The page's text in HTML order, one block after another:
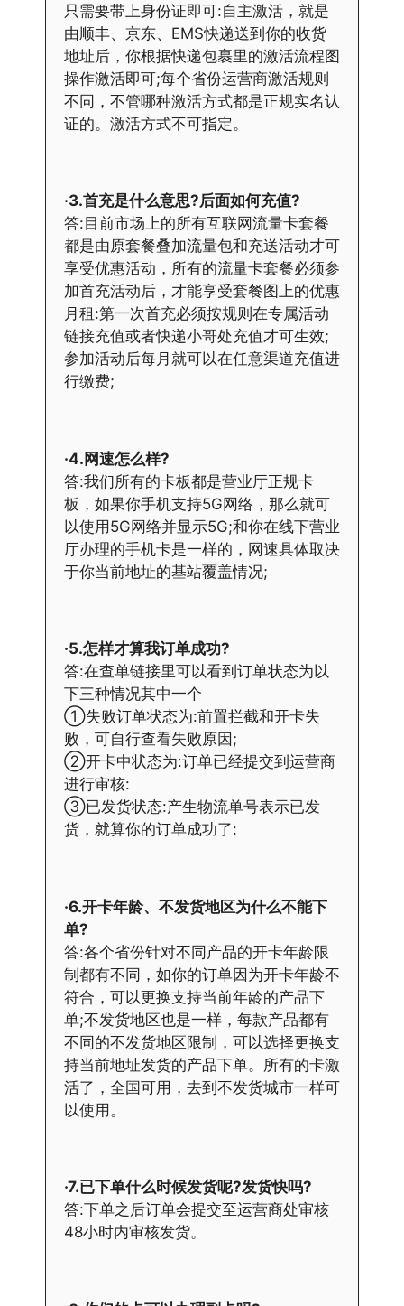
只需要带上身份证即可:自主激活，就是
由顺丰、京东、EMS快递送到你的收货
地址后，你根据快递包裹里的激活流程图
操作激活即可;每个省份运营商激活规则
不同，不管哪种激活方式都是正规实名认
证的。激活方式不可指定。
·3.首充是什么意思?后面如何充值?
答:目前市场上的所有互联网流量卡套餐
都是由原套餐叠加流量包和充送活动才可
享受优惠活动，所有的流量卡套餐必须参
加首充活动后，才能享受套餐图上的优惠
月租:第一次首充必须按规则在专属活动
链接充值或者快递小哥处充值才可生效;
参加活动后每月就可以在任意渠道充值进
行缴费;
·4.网速怎么样?
答:我们所有的卡板都是营业厅正规卡
板，如果你手机支持5G网络，那么就可
以使用5G网络并显示5G;和你在线下营业
厅办理的手机卡是一样的，网速具体取决
于你当前地址的基站覆盖情况;
·5.怎样才算我订单成功?
答:在查单链接里可以看到订单状态为以
下三种情况其中一个
①失败订单状态为:前置拦截和开卡失
败，可自行查看失败原因;
②开卡中状态为:订单已经提交到运营商
进行审核:
③已发货状态:产生物流单号表示已发
货，就算你的订单成功了:
·6.开卡年龄、不发货地区为什么不能下
单?
答:各个省份针对不同产品的开卡年龄限
制都有不同，如你的订单因为开卡年龄不
符合，可以更换支持当前年龄的产品下
单;不发货地区也是一样，每款产品都有
不同的不发货地区限制，可以选择更换支
持当前地址发货的产品下单。所有的卡激
活了，全国可用，去到不发货城市一样可
以使用。
·7.已下单什么时候发货呢?发货快吗?
答:下单之后订单会提交至运营商处审核
48小时内审核发货。